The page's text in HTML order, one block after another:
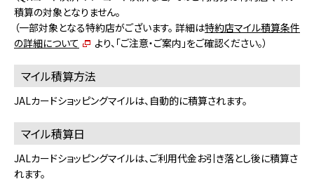
積算の対象となりません。
（一部対象となる特約店がございます。 詳細は特約店マイル積算条件
の詳細について
より、「ご注意・ご案内」をご確認ください。）
マイル積算方法
JALカードショッピングマイルは、自動的に積算されます。
マイル積算日
JALカードショッピングマイルは、ご利用代金お引き落とし後に積算さ
れます。